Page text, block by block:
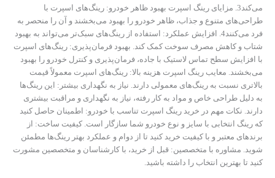
می‌کند3. مزایای رینگ اسپرت بهبود ظاهر خودرو: رینگ‌های اسپرت با
طراحی‌های متنوع و جذاب، ظاهر خودرو را بهبود می‌بخشند و آن را منحصر به
فرد می‌کنند4. افزایش عملکرد: استفاده از رینگ‌های سبک‌تر می‌تواند به بهبود
شتاب و کاهش مصرف سوخت کمک کند. بهبود فرمان‌پذیری: رینگ‌های اسپرت
با افزایش سطح تماس لاستیک با جاده، فرمان‌پذیری و کنترل خودرو را بهبود
می‌بخشند. معایب رینگ اسپرت هزینه بالا: رینگ‌های اسپرت معمولاً قیمت
بالاتری نسبت به رینگ‌های معمولی دارند. نیاز به نگهداری بیشتر: این رینگ‌ها
به دلیل طراحی خاص و مواد به کار رفته، نیاز به نگهداری و مراقبت بیشتری
دارند. نکات مهم در خرید رینگ اسپرت تناسب با خودرو: اطمینان حاصل کنید
که رینگ انتخابی با سایز و نوع خودرو شما سازگار است. کیفیت ساخت: از
برندهای معتبر و با کیفیت خرید کنید تا از دوام و عملکرد بهتر رینگ‌ها مطمئن
شوید. مشاوره با متخصصین: قبل از خرید، با کارشناسان و متخصصین مشورت
کنید تا بهترین انتخاب را داشته باشید.